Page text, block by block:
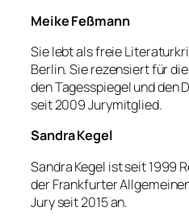
Meike Feßmann
Sie lebt als freie
Berlin. Sie rezensiert für
den Tagesspiegel und den
seit 2009 Jurymitglied.
Sandra Kegel
Sandra Kegel ist seit 1999
der Frankfurter
Jury seit 2015 an.